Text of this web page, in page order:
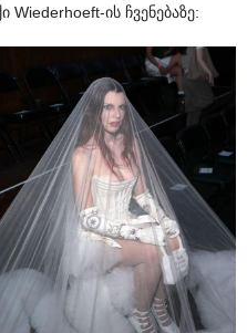
ის ჩვენებაზე: